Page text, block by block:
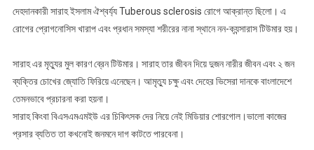
দেহদানকারী সারাহ ইসলাম ঐশ্বর্য্য Tuberous sclerosis রোগে আক্রান্ত ছিলো। এ
রোগের প্রোগনোসিস খারাপ এবং প্রধান সমস্যা শরীরের নানা স্থানে নন-ক্যন্সারাস টিউমার হয়।
সারাহ এর মৃত্যুর মুল কারণ ব্রেন টিউমার। সারাহ তার জীবন দিয়ে দুজন নারীর জীবন এবং ২ জন
ব্যক্তির চোখের জ্যোতি ফিরিয়ে এনেছেন। আমৃত্যু চক্ষু এবং দেহের ভিসেরা দানকে বাংলাদেশে
তেমনভাবে প্রচারনা করা হয়না।
সারাহ কিংবা বিএসএমএমইউ এর চিকিৎসক দের নিয়ে নেই মিডিয়ার শোরগোল।ভালো কাজের
প্রসার ব্যতিত তা কখনোই জনমনে দাগ কাটতে পারবেনা।